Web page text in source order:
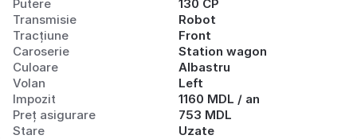
Putere
130 CP
Transmisie
Robot
Tracțiune
Front
Caroserie
Station wagon
Culoare
Albastru
Volan
Left
Impozit
1160 MDL / an
Preț asigurare
753 MDL
Stare
Uzate